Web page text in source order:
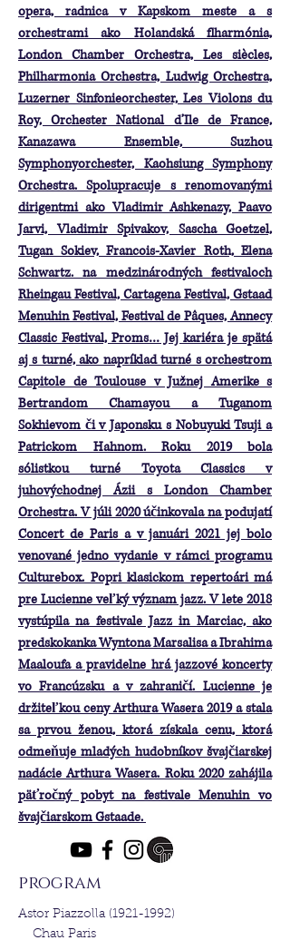
opera, radnica v Kapskom meste a s
orchestrami ako Holandská flharmónia,
London Chamber Orchestra, Les siècles,
Philharmonia Orchestra, Ludwig Orchestra,
Luzerner Sinfonieorchester, Les Violons du
Roy, Orchester National d’Ile de France,
Kanazawa Ensemble, Suzhou
Symphonyorchester, Kaohsiung Symphony
Orchestra. Spolupracuje s renomovanými
dirigentmi ako Vladimir Ashkenazy, Paavo
Jarvi, Vladimir Spivakov, Sascha Goetzel,
Tugan Sokiev, Francois-Xavier Roth, Elena
Schwartz. na medzinárodných festivaloch
Rheingau Festival, Cartagena Festival, Gstaad
Menuhin Festival, Festival de Pâques, Annecy
Classic Festival, Proms… Jej kariéra je spätá
aj s turné, ako napríklad turné s orchestrom
Capitole de Toulouse v Južnej Amerike s
Bertrandom Chamayou a Tuganom
Sokhievom či v Japonsku s Nobuyuki Tsuji a
Patrickom Hahnom. Roku 2019 bola
sólistkou turné Toyota Classics v
juhovýchodnej Ázii s London Chamber
Orchestra. V júli 2020 účinkovala na podujatí
Concert de Paris a v januári 2021 jej bolo
venované jedno vydanie v rámci programu
Culturebox. Popri klasickom repertoári má
pre Lucienne veľký význam jazz. V lete 2018
vystúpila na festivale Jazz in Marciac, ako
predskokanka Wyntona Marsalisa a Ibrahima
Maaloufa a pravidelne hrá jazzové koncerty
vo Francúzsku a v zahraničí. Lucienne je
držiteľkou ceny Arthura Wasera 2019 a stala
sa prvou ženou, ktorá získala cenu, ktorá
odmeňuje mladých hudobníkov švajčiarskej
nadácie Arthura Wasera. Roku 2020 zahájila
päťročný pobyt na festivale Menuhin vo
švajčiarskom Gstaade. ​
program
Astor Piazzolla (1921-1992)
Chau Paris